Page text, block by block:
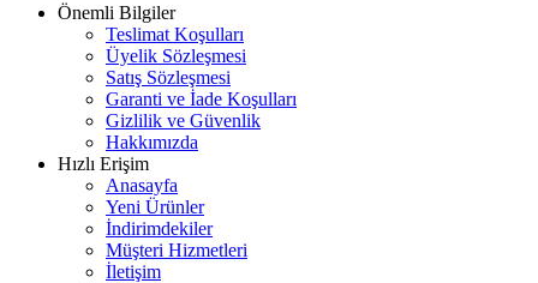
Önemli Bilgiler
Teslimat Koşulları
Üyelik Sözleşmesi
Satış Sözleşmesi
Garanti ve İade Koşulları
Gizlilik ve Güvenlik
Hakkımızda
Hızlı Erişim
Anasayfa
Yeni Ürünler
İndirimdekiler
Müşteri Hizmetleri
İletişim